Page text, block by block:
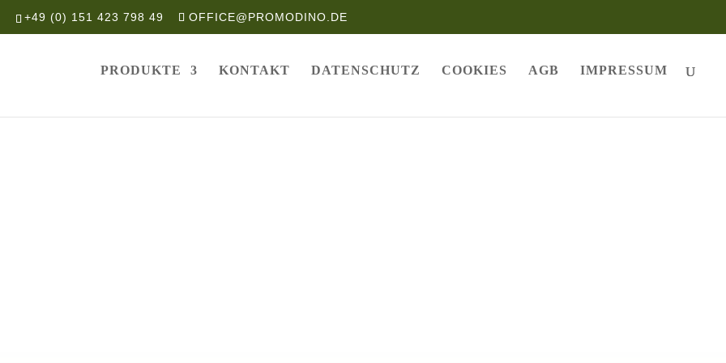
+49 (0) 151 423 798 49 OFFICE@PROMODINO.DE
PRODUKTE KONTAKT DATENSCHUTZ COOKIES AGB IMPRESSUM